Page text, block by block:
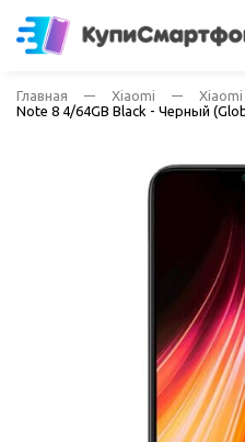
Главная Xiaomi
Note 8 4/64GB Black - Черный